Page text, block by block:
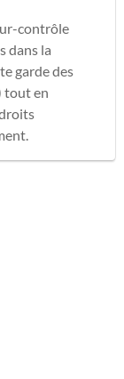
contrôle
dans la
garde des
tout en